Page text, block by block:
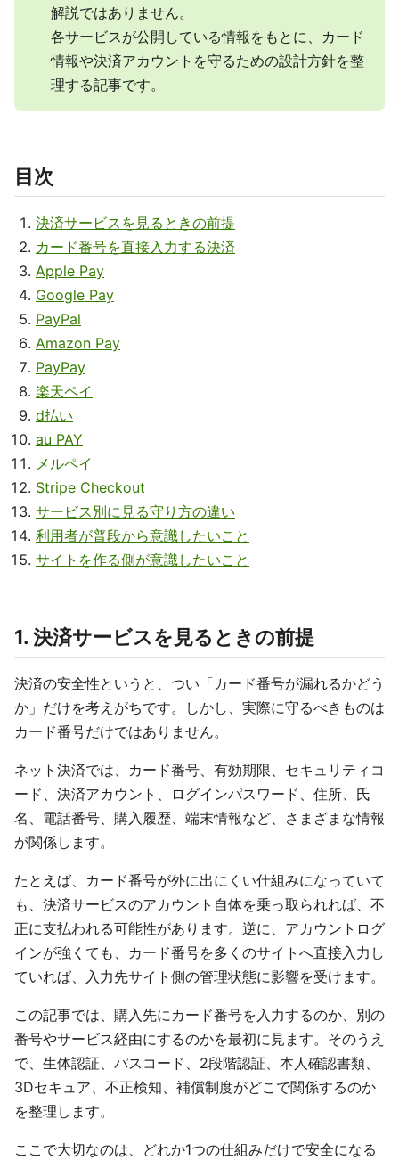
解説ではありません。
各サービスが公開している情報をもとに、カード
情報や決済アカウントを守るための設計方針を整
理する記事です。
目次
決済サービスを見るときの前提
カード番号を直接入力する決済
Apple Pay
Google Pay
PayPal
Amazon Pay
PayPay
楽天ペイ
d払い
au PAY
メルペイ
Stripe Checkout
サービス別に見る守り方の違い
利用者が普段から意識したいこと
サイトを作る側が意識したいこと
1. 決済サービスを見るときの前提
決済の安全性というと、つい「カード番号が漏れるかどう
か」だけを考えがちです。しかし、実際に守るべきものは
カード番号だけではありません。
ネット決済では、カード番号、有効期限、セキュリティコ
ード、決済アカウント、ログインパスワード、住所、氏
名、電話番号、購入履歴、端末情報など、さまざまな情報
が関係します。
たとえば、カード番号が外に出にくい仕組みになっていて
も、決済サービスのアカウント自体を乗っ取られれば、不
正に支払われる可能性があります。逆に、アカウントログ
インが強くても、カード番号を多くのサイトへ直接入力し
ていれば、入力先サイト側の管理状態に影響を受けます。
この記事では、購入先にカード番号を入力するのか、別の
番号やサービス経由にするのかを最初に見ます。そのうえ
で、生体認証、パスコード、2段階認証、本人確認書類、
3Dセキュア、不正検知、補償制度がどこで関係するのか
を整理します。
ここで大切なのは、どれか1つの仕組みだけで安全になる